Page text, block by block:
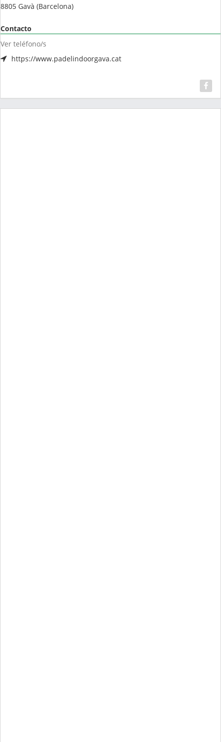
8805 Gavà (Barcelona)
Contacto
Ver teléfono/s
https://www.padelindoorgava.cat